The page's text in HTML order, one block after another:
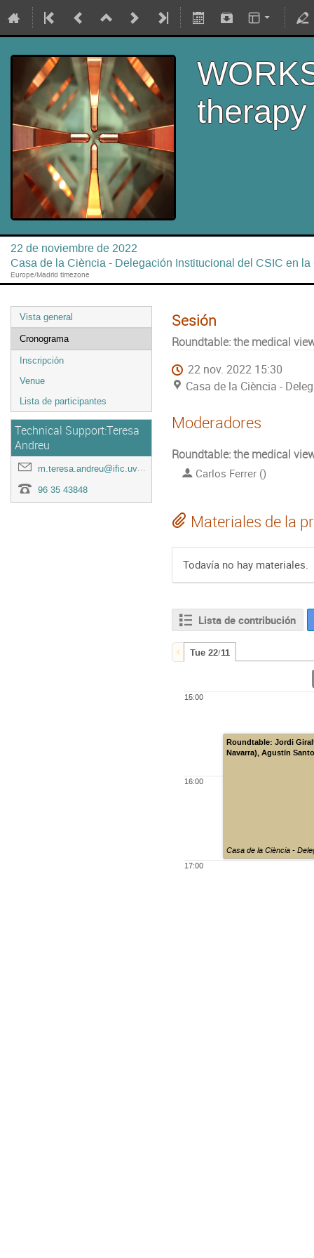
therapy
22 de noviembre de 2022
Casa de la Ciència - Delegación Institucional del CSIC en
Europe/Madrid timezone
Vista general
Cronograma
Inscripción
Venue
Lista de participantes
Technical Support:Teresa
Andreu
m.teresa.andreu@ific.uv.es
96 35 43848
Sesión
Roundtable: the medical
22 nov. 2022 15:30
Casa de la Ciència -
Moderadores
Roundtable: the medical
Carlos Ferrer ()
Materiales de la
Todavía no hay materiales.
Lista de contribución
Tue 22/11
15:00
16:00
17:00
Roundtable: Jordi
Navarra), Agustín
Casa de la Ciència -